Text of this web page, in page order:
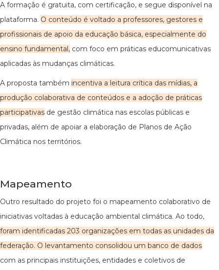
A formação é gratuita, com certificação, e segue disponível na
plataforma. O conteúdo é voltado a professores, gestores e
profissionais de apoio da educação básica, especialmente do
ensino fundamental, com foco em práticas educomunicativas
aplicadas às mudanças climáticas.
A proposta também incentiva a leitura crítica das mídias, a
produção colaborativa de conteúdos e a adoção de práticas
participativas de gestão climática nas escolas públicas e
privadas, além de apoiar a elaboração de Planos de Ação
Climática nos territórios.
Mapeamento
Outro resultado do projeto foi o mapeamento colaborativo de
iniciativas voltadas à educação ambiental climática. Ao todo,
foram identificadas 203 organizações em todas as unidades da
federação. O levantamento consolidou um banco de dados
com as principais instituições, entidades e coletivos de